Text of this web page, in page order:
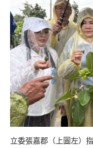
立委張嘉郡（上圖左）